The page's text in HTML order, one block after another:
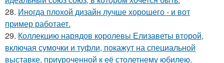
28. Иногда плохой дизайн лучше хорошего - и вот
пример работает.
29. Коллекцию нарядов королевы Елизаветы второй,
включая сумочки и туфли, покажут на специальной
выставке, приуроченной к её столетнему юбилею.